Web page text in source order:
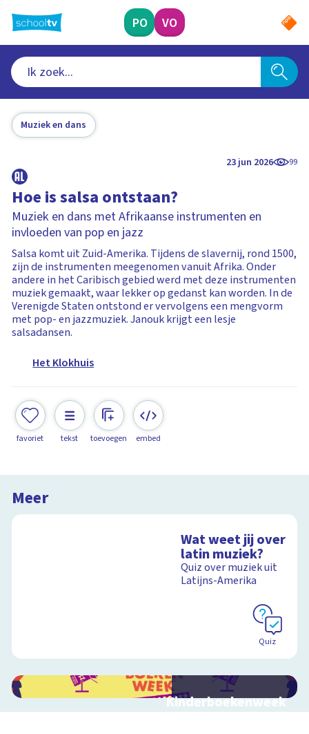
naar
hoofdinhoud
PO VO
Muziek en dans
23 jun 2026 99
Hoe is salsa ontstaan?
Muziek en dans met Afrikaanse instrumenten en
invloeden van pop en jazz
Salsa komt uit Zuid-Amerika. Tijdens de slavernij, rond 1500,
zijn de instrumenten meegenomen vanuit Afrika. Onder
andere in het Caribisch gebied werd met deze instrumenten
muziek gemaakt, waar lekker op gedanst kan worden. In de
Verenigde Staten ontstond er vervolgens een mengvorm
met pop- en jazzmuziek. Janouk krijgt een lesje
salsadansen.
Het Klokhuis
favoriet tekst toevoegen embed
Meer
Wat weet jij over
latin muziek?
Quiz over muziek uit
Latijns-Amerika
Quiz
Kinderboekenweek
2026